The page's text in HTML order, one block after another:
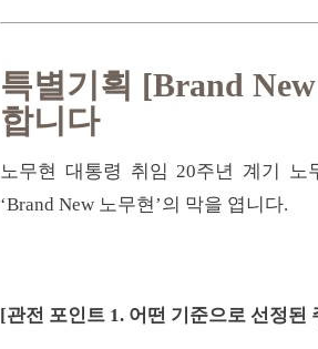
특별기획 [Brand
합니다
노무현 대통령 취임 20주년 계기 노
‘Brand New 노무현’의 막을 엽니다.
[관전 포인트 1. 어떤 기준으로 선정된